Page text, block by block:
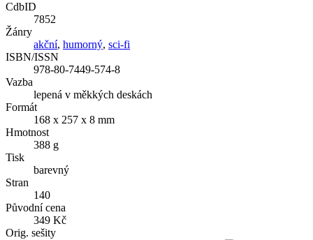
CdbID
7852
Žánry
akční, humorný, sci-fi
ISBN/ISSN
978-80-7449-574-8
Vazba
lepená v měkkých deskách
Formát
168 x 257 x 8 mm
Hmotnost
388 g
Tisk
barevný
Stran
140
Původní cena
349 Kč
Orig. sešity